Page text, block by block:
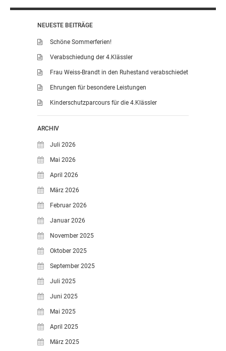
TERMINE
ELTERNBETEILIGUNG-
UND MITWIRKUNG
DAS TEAM DER
OGGS
SCHULSOZIALARBEIT
BÜRO
KLASSE 1 ESSER
KLASSE 2 MÖLLMANN
KLASSE 3A LANGENEKE
KLASSE 3B BUDEUS
KLASSE 4 DURRANT
LEITBILD UNSERER
GANZTAGSGRUNDSCHULE
KONTAKT
OGGS DOWNLOADS
NEUESTE BEITRÄGE
Schöne Sommerferien!
Verabschiedung der 4.Klässler
Frau Weiss-Brandt in den Ruhestand verabschiedet
Ehrungen für besondere Leistungen
Kinderschutzparcours für die 4.Klässler
ARCHIV
Juli 2026
Mai 2026
April 2026
März 2026
Februar 2026
Januar 2026
November 2025
Oktober 2025
September 2025
Juli 2025
Juni 2025
Mai 2025
April 2025
März 2025